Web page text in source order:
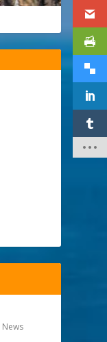
News